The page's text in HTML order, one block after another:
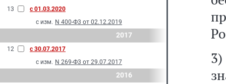
13
с 01.03.2020
с изм. N 400-Ф3 от 02.12.2019
2017
12
с 30.07.2017
с изм. N 269-Ф3 от 29.07.2017
2016